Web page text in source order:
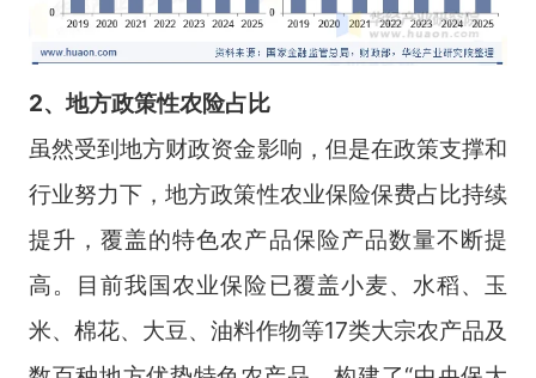
2、地方政策性农险占比
虽然受到地方财政资金影响，但是在政策支撑和
行业努力下，地方政策性农业保险保费占比持续
提升，覆盖的特色农产品保险产品数量不断提
高。目前我国农业保险已覆盖小麦、水稻、玉
米、棉花、大豆、油料作物等17类大宗农产品及